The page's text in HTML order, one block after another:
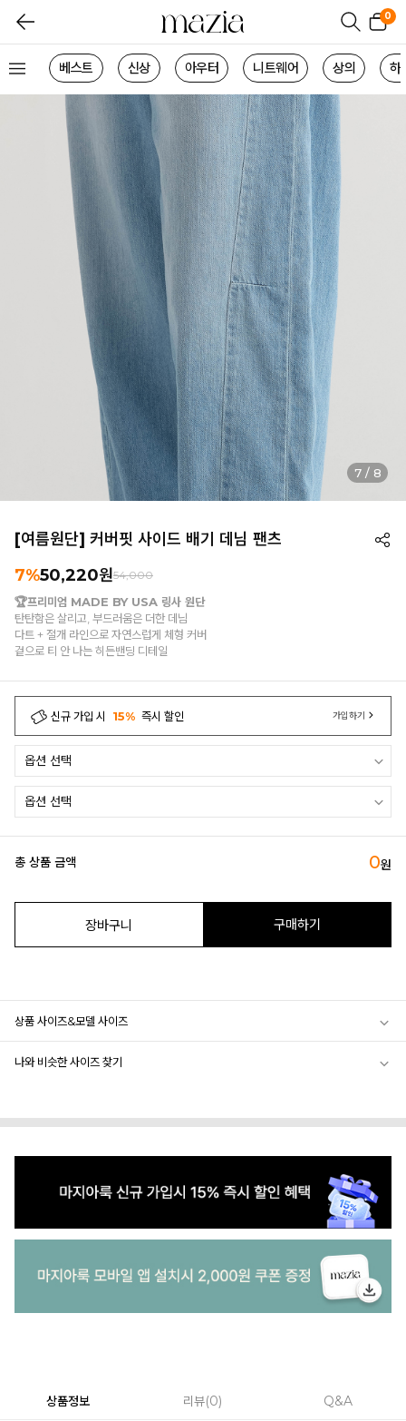
0
베스트 신상 아우터 니트웨어 상의 하
7 / 8
[여름원단] 커버핏 사이드 배기 데님 팬츠
7%50,220원54,000
🏆프리미엄 MADE BY USA 링사 원단
탄탄함은 살리고, 부드러움은 더한 데님
다트 + 절개 라인으로 자연스럽게 체형 커버
겉으로 티 안 나는 히든밴딩 디테일
신규 가입 시 15% 즉시 할인 가입하기
총 상품 금액 0원
장바구니 구매하기
상품 사이즈&모델 사이즈
나와 비슷한 사이즈 찾기
상품정보 리뷰 0 Q&A